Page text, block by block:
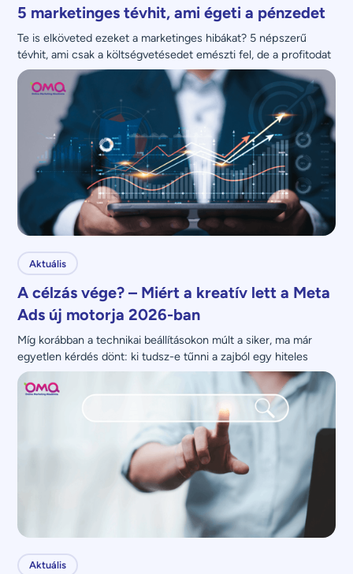
5 marketinges tévhit, ami égeti a pénzedet
Te is elköveted ezeket a marketinges hibákat? 5 népszerű
tévhit, ami csak a költségvetésedet emészti fel, de a profitodat
nem növeli.
Aktuális
A célzás vége? – Miért a kreatív lett a Meta
Ads új motorja 2026-ban
Míg korábban a technikai beállításokon múlt a siker, ma már
egyetlen kérdés dönt: ki tudsz-e tűnni a zajból egy hiteles
üzenettel?
Aktuális